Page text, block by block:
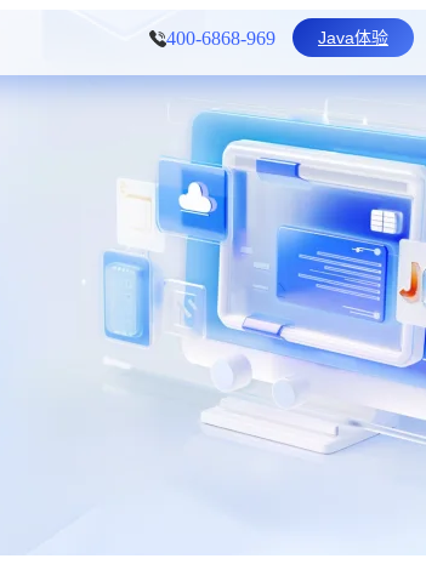
400-6868-969 Java体验